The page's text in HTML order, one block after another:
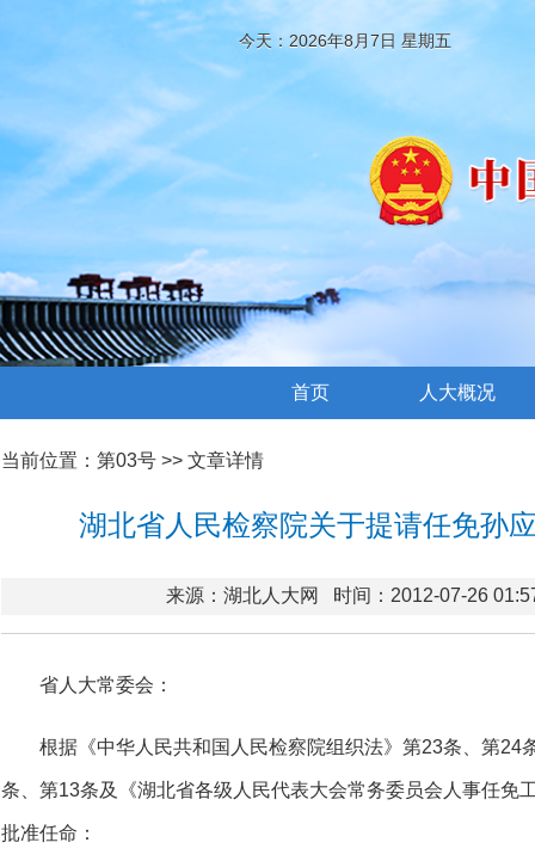
今天：2026年8月7日 星期五
首页 人大概况
当前位置： 第03号 >> 文章详情
湖北省人民检察院关于提请任免孙
来源：湖北人大网 时间：2012-07-26
省人大常委会：
根据《中华人民共和国人民检察院组织法》第23条、第24
条、第13条及《湖北省各级人民代表大会常务委员会人事任免
批准任命：